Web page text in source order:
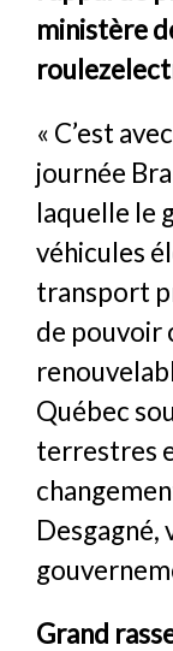
ministère
« C’est
journée
laquelle le
véhicules
transport
de pouvoir
Québec
terrestres
Grand